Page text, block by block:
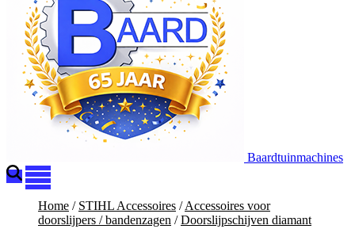
Baardtuinmachines
Home / STIHL Accessoires /Accessoires voor
doorslijpers / bandenzagen /Doorslijpschijven diamant